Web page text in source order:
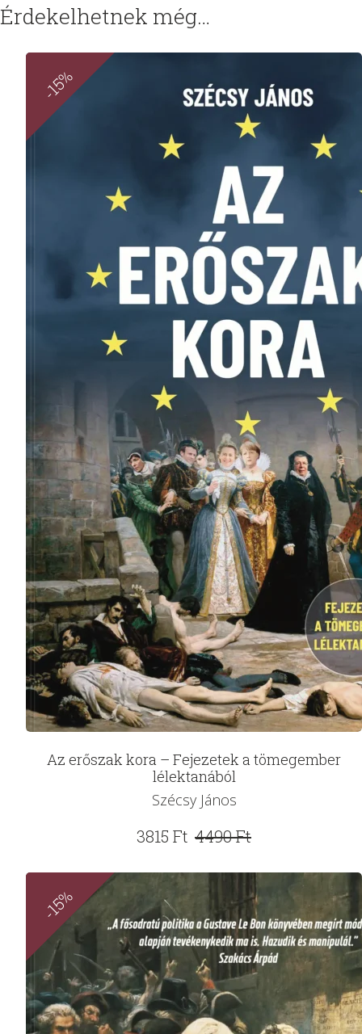
Érdekelhetnek még…
-15%
Az erőszak kora – Fejezetek a tömegember
lélektanából
Szécsy János
4490Ft
Original
was:
4490 Ft.
3815 Ft
Current
3815 Ft.
-15%